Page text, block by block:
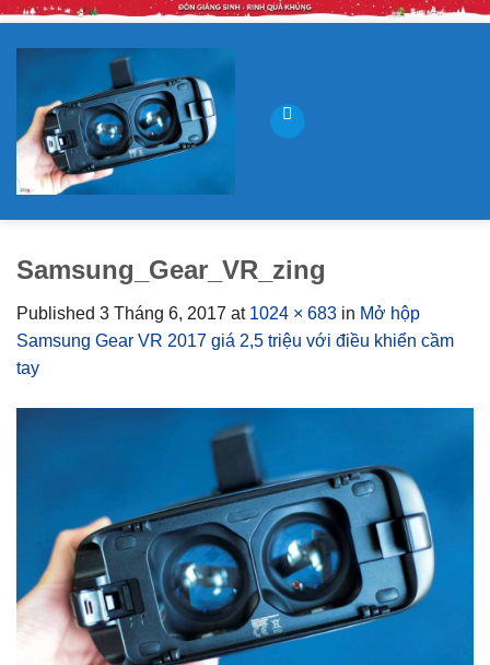
Samsung_Gear_VR_zing
Published 3 Tháng 6, 2017 at 1024 × 683 in Mở hộp
Samsung Gear VR 2017 giá 2,5 triệu với điều khiển cầm
tay